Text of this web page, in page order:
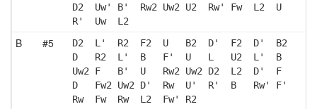
D2  Uw' B'  Rw2 Uw2 U2  Rw' Fw  L2  U
R'  Uw  L2
B #5
D2  L'  R2  F2  U   B2  D'  F2  D'  B2
D   R2  L'  B   F'  U   L   U2  L'  B
Uw2 F   B'  U   Rw2 Uw2 D2  L2  D'  F
D   Fw2 Uw2 D'  Rw  U'  R'  B   Rw' F'
Rw  Fw  Rw  L2  Fw' R2